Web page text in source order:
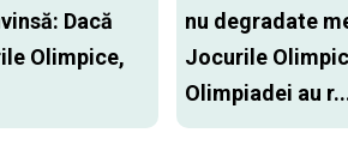
Dacă
Olimpice,
nu degradate
Jocurile
Olimpiadei au